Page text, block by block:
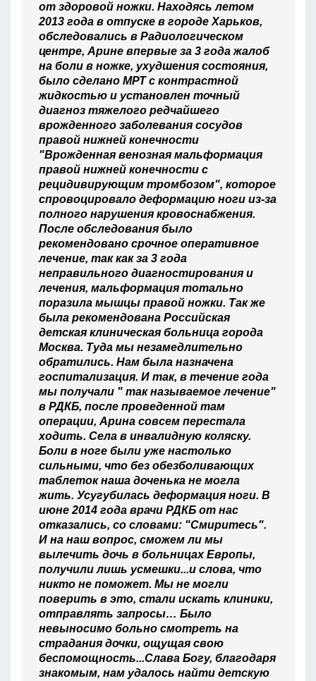
от здоровой ножки. Находясь летом
2013 года в отпуске в городе Харьков,
обследовались в Радиологическом
центре, Арине впервые за 3 года жалоб
на боли в ножке, ухудшения состояния,
было сделано МРТ с контрастной
жидкостью и установлен точный
диагноз тяжелого редчайшего
врожденного заболевания сосудов
правой нижней конечности
"Врожденная венозная мальформация
правой нижней конечности с
рецидивирующим тромбозом", которое
спровоцировало деформацию ноги из-за
полного нарушения кровоснабжения.
После обследования было
рекомендовано срочное оперативное
лечение, так как за 3 года
неправильного диагностирования и
лечения, мальформация тотально
поразила мышцы правой ножки. Так же
была рекомендована Российская
детская клиническая больница города
Москва. Туда мы незамедлительно
обратились. Нам была назначена
госпитализация. И так, в течение года
мы получали " так называемое лечение"
в РДКБ, после проведенной там
операции, Арина совсем перестала
ходить. Села в инвалидную коляску.
Боли в ноге были уже настолько
сильными, что без обезболивающих
таблеток наша доченька не могла
жить. Усугубилась деформация ноги. В
июне 2014 года врачи РДКБ от нас
отказались, со словами: "Смиритесь".
И на наш вопрос, сможем ли мы
вылечить дочь в больницах Европы,
получили лишь усмешки...и слова, что
никто не поможет. Мы не могли
поверить в это, стали искать клиники,
отправлять запросы… Было
невыносимо больно смотреть на
страдания дочки, ощущая свою
беспомощность...Слава Богу, благодаря
знакомым, нам удалось найти детскую